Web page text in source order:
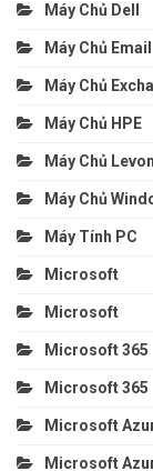
Máy Chủ Dell
Máy Chủ Email
Máy Chủ
Máy Chủ HPE
Máy Chủ
Máy Chủ
Máy Tính PC
Microsoft
Microsoft
Microsoft 365
Microsoft 365
Microsoft
Microsoft